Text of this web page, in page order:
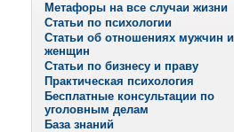
Метафоры на все случаи жизни
Статьи по психологии
Статьи об отношениях мужчин и
женщин
Статьи по бизнесу и праву
Практическая психология
Бесплатные консультации по
уголовным делам
База знаний